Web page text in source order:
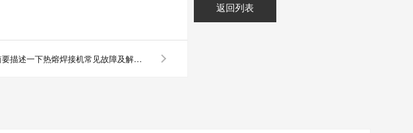
简要描述一下热熔焊接机常见故障及解决方法
返回列表